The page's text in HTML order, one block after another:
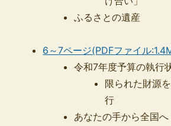
ふるさとの遺産
6～7ページ(PDFファイル
令和7年度予算の執行
限られた財源
行
あなたの手から全国